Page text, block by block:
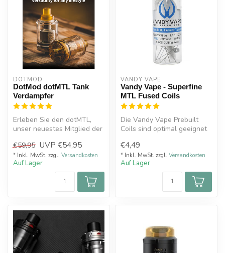
DOTMOD
DotMod dotMTL Tank
Verdampfer
Erleben Sie den dotMTL,
unser neuestes Mitglied der
e...
€59,95 UVP €54,95
* Inkl. MwSt. zzgl. Versandkosten
Auf Lager
VANDY VAPE
Vandy Vape - Superfine
MTL Fused Coils
Die Vandy Vape Prebuilt
Coils sind optimal geeignet
Tröpf...
€4,49
* Inkl. MwSt. zzgl. Versandkosten
Auf Lager